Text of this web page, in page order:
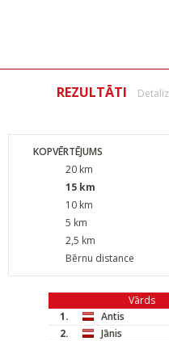
REZULTĀTI
KOPVĒRTĒJUMS
20 km
15 km
10 km
5 km
2,5 km
Bērnu distance
Vārds
1.
Antis
2.
Jānis